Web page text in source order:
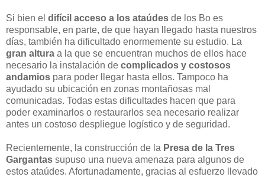
Si bien el difícil acceso a los ataúdes de los Bo es
responsable, en parte, de que hayan llegado hasta nuestros
días, también ha dificultado enormemente su estudio. La
gran altura a la que se encuentran muchos de ellos hace
necesario la instalación de complicados y costosos
andamios para poder llegar hasta ellos. Tampoco ha
ayudado su ubicación en zonas montañosas mal
comunicadas. Todas estas dificultades hacen que para
poder examinarlos o restaurarlos sea necesario realizar
antes un costoso despliegue logístico y de seguridad.
Recientemente, la construcción de la Presa de la Tres
Gargantas supuso una nueva amenaza para algunos de
estos ataúdes. Afortunadamente, gracias al esfuerzo llevado